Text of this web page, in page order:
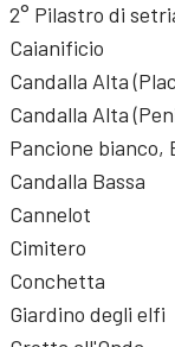
2° Pilastro di
Caianificio
Candalla Alta
Candalla Alta
Pancione bianco,
Candalla Bassa
Cannelot
Cimitero
Conchetta
Giardino degli elfi